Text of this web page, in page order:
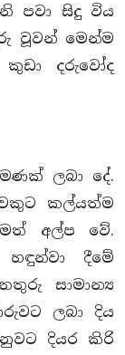
පවා සිදු විය
වූවන් මෙන්ම
දරුවෝද
ලබා දේ.
කල්යත්ම
අල්ප වේ.
දීමේ
සාමාන්‍ය
ලබා දිය
දියර කිරි